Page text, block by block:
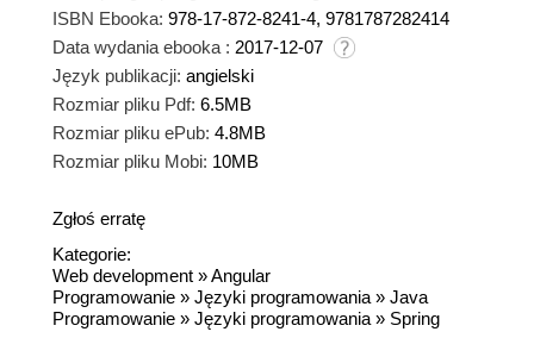
ISBN Ebooka: 978-17-872-8241-4, 9781787282414
Data wydania ebooka : 2017-12-07
Język publikacji: angielski
Rozmiar pliku Pdf: 6.5MB
Rozmiar pliku ePub: 4.8MB
Rozmiar pliku Mobi: 10MB
Zgłoś erratę
Kategorie:
Web development »Angular
Programowanie » Języki programowania » Java
Programowanie » Języki programowania » Spring